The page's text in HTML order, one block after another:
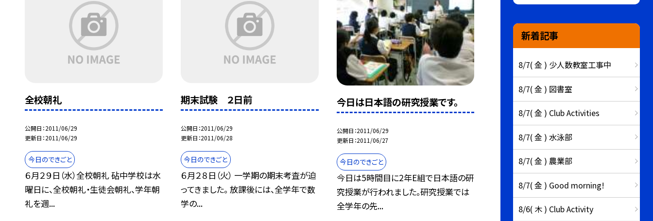
全校朝礼
公開日 2011/06/29
更新日 2011/06/29
今日のできごと
６月２９日（水）全校朝礼 砧中学校は水
曜日に、全校朝礼・生徒会朝礼、学年朝
礼を週...
期末試験 ２日前
公開日 2011/06/29
更新日 2011/06/28
今日のできごと
６月２８日（火） 一学期の期末考査が迫
ってきました。 放課後には、全学年で数
学の...
今日は日本語の研究授業です。
公開日 2011/06/29
更新日 2011/06/27
今日のできごと
今日は5時間目に2年E組で日本語の研
究授業が行われました。研究授業では
全学年の先...
新着記事
8/7( 金 ) 少人数教室工事中
8/7( 金 ) 図書室
8/7( 金 ) Club Activities
8/7( 金 ) 水泳部
8/7( 金 ) 農業部
8/7( 金 ) Good morning!
8/6( 木 ) Club Activity